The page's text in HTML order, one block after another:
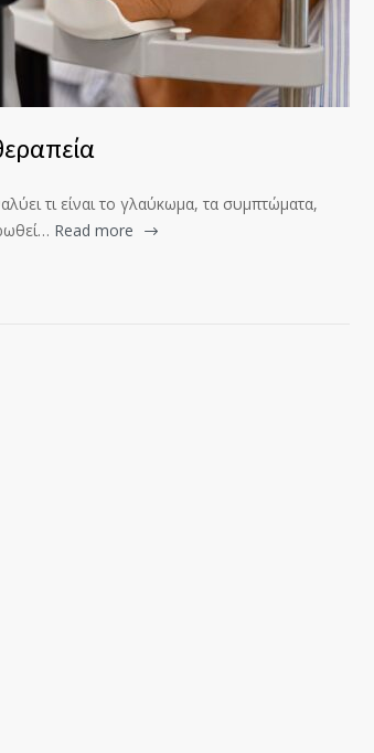
τι είναι το γλαύκωμα, τα συμπτώματα,
Read more